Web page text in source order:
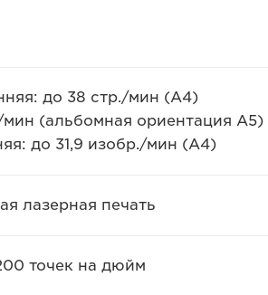
до 38 стр./мин (A4)
мин (альбомная ориентация A5)
до 31,9 изобр./мин (A4)
лазерная печать
точек на дюйм